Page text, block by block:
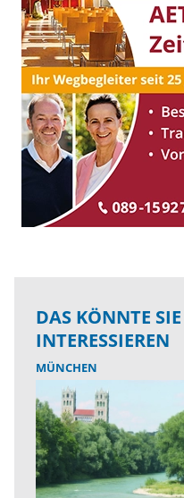
DAS KÖNNTE
INTERESSIEREN
MÜNCHEN